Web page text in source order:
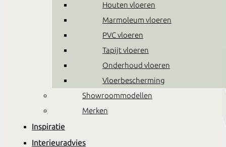
Houten vloeren
Marmoleum vloeren
PVC vloeren
Tapijt vloeren
Onderhoud vloeren
Vloerbescherming
Showroommodellen
Merken
Inspiratie
Interieuradvies